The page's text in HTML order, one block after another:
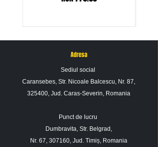
Adresa
Sediul social
Caransebes, Str. Nicoale Balcescu, Nr. 87,
325400, Jud. Caras-Severin, Romania
Punct de lucru
Dumbravita, Str. Belgrad,
Nr. 67, 307160, Jud. Timiș, Romania